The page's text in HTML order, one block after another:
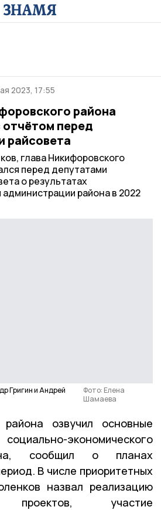
2023, 17:55
района
отчётом перед
райсовета
глава Никифоровского
перед депутатами
о результатах
района в 2022
Григин и Андрей
Фото: Елена
Шамаева
озвучил основные
экономического
сообщил о планах
В числе приоритетных
назвал реализацию
проектов, участие